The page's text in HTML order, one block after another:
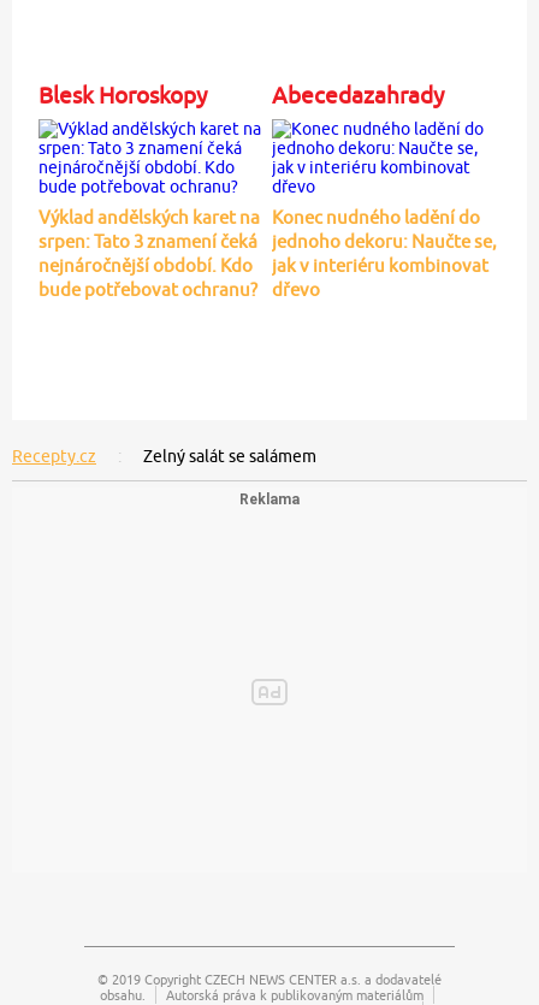
Blesk Horoskopy
Výklad andělských karet na
srpen: Tato 3 znamení čeká
nejnáročnější období. Kdo
bude potřebovat ochranu?
Abecedazahrady
Konec nudného ladění do
jednoho dekoru: Naučte se,
jak v interiéru kombinovat
dřevo
Recepty.cz Zelný salát se salámem
© 2019 Copyright CZECH NEWS CENTER a.s. a dodavatelé
obsahu.
Autorská práva k publikovaným materiálům